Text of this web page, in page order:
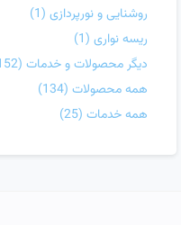
روشنایی و نورپردازی (1)
ریسه نواری (1)
دیگر محصولات و خدمات (152)
همه محصولات (134)
همه خدمات (25)